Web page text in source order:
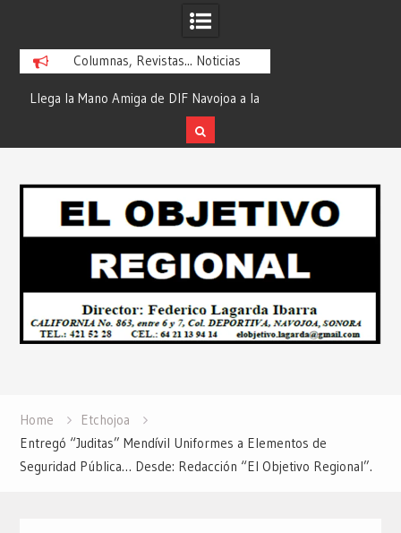
Columnas, Revistas... Noticias
Llega la Mano Amiga de DIF Navojoa a la
Ampliación Beltrones con la Feria de
Servicios… Desde: Redacción “El
Redacción “El
Home
Etchojoa
Entregó “Juditas” Mendívil Uniformes a Elementos de
Seguridad Pública… Desde: Redacción “El Objetivo Regional”.